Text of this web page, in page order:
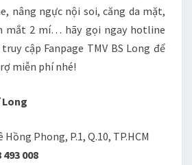
nâng ngực nội soi, căng da mặt,
mắt 2 mí… hãy gọi ngay hotline
cập Fanpage TMV BS Long để
miễn phí nhé!
Long
Hồng Phong, P.1, Q.10, TP.HCM
493 008